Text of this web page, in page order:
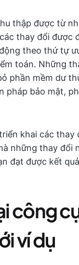
thập được từ
thay đổi được
theo thứ tự
toán. Những
phần mềm dư
pháp bảo mật,
khai các thay
những thay đổi
đạt được kết
công
ví dụ